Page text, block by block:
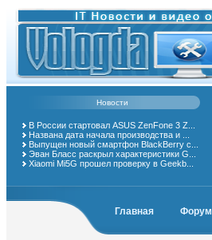
Новости
В России стартовал ASUS ZenFone 3 Z...
Названа дата начала производства и ...
Выпущен новый смартфон BlackBerry с...
Эван Бласс раскрыл характеристики G...
Xiaomi Mi5G прошел проверку в Geekb...
Главная Форум